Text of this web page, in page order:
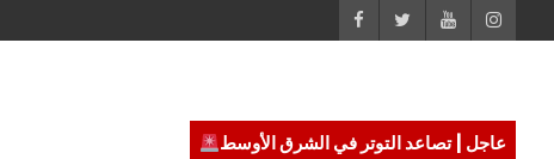
عاجل | تصاعد التوتر في الشرق الأوسط